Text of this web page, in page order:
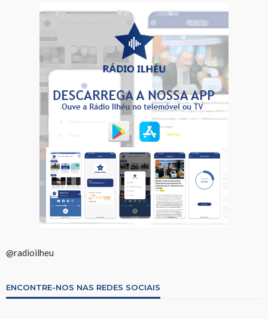
@radioilheu
ENCONTRE-NOS NAS REDES SOCIAIS